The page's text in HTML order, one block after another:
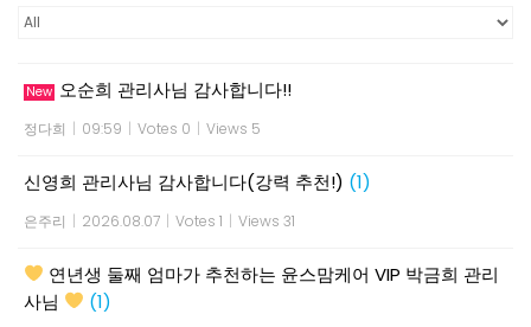
New 오순희 관리사님 감사합니다!!
정다희 | 09:59 | Votes 0 | Views 5
신영희 관리사님 감사합니다(강력 추천!) (1)
은주리 | 2026.08.07 | Votes 1 | Views 31
연년생 둘째 엄마가 추천하는 윤스맘케어 VIP 박금희 관리
사님
(1)